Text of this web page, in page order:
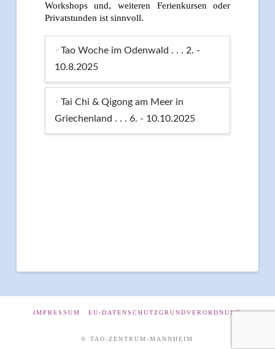
Workshops und, weiteren Ferienkursen oder
Privatstunden ist sinnvoll.
Tao Woche im Odenwald . . . 2. -
10.8.2025
Tai Chi & Qigong am Meer in
Griechenland . . . 6. - 10.10.2025
IMPRESSUM EU-DATENSCHUTZGRUNDVERORDNUNG
© TAO-ZENTRUM-MANNHEIM